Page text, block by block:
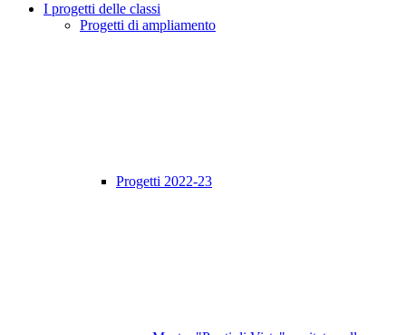
I progetti delle classi
Progetti di ampliamento
Progetti 2022-23